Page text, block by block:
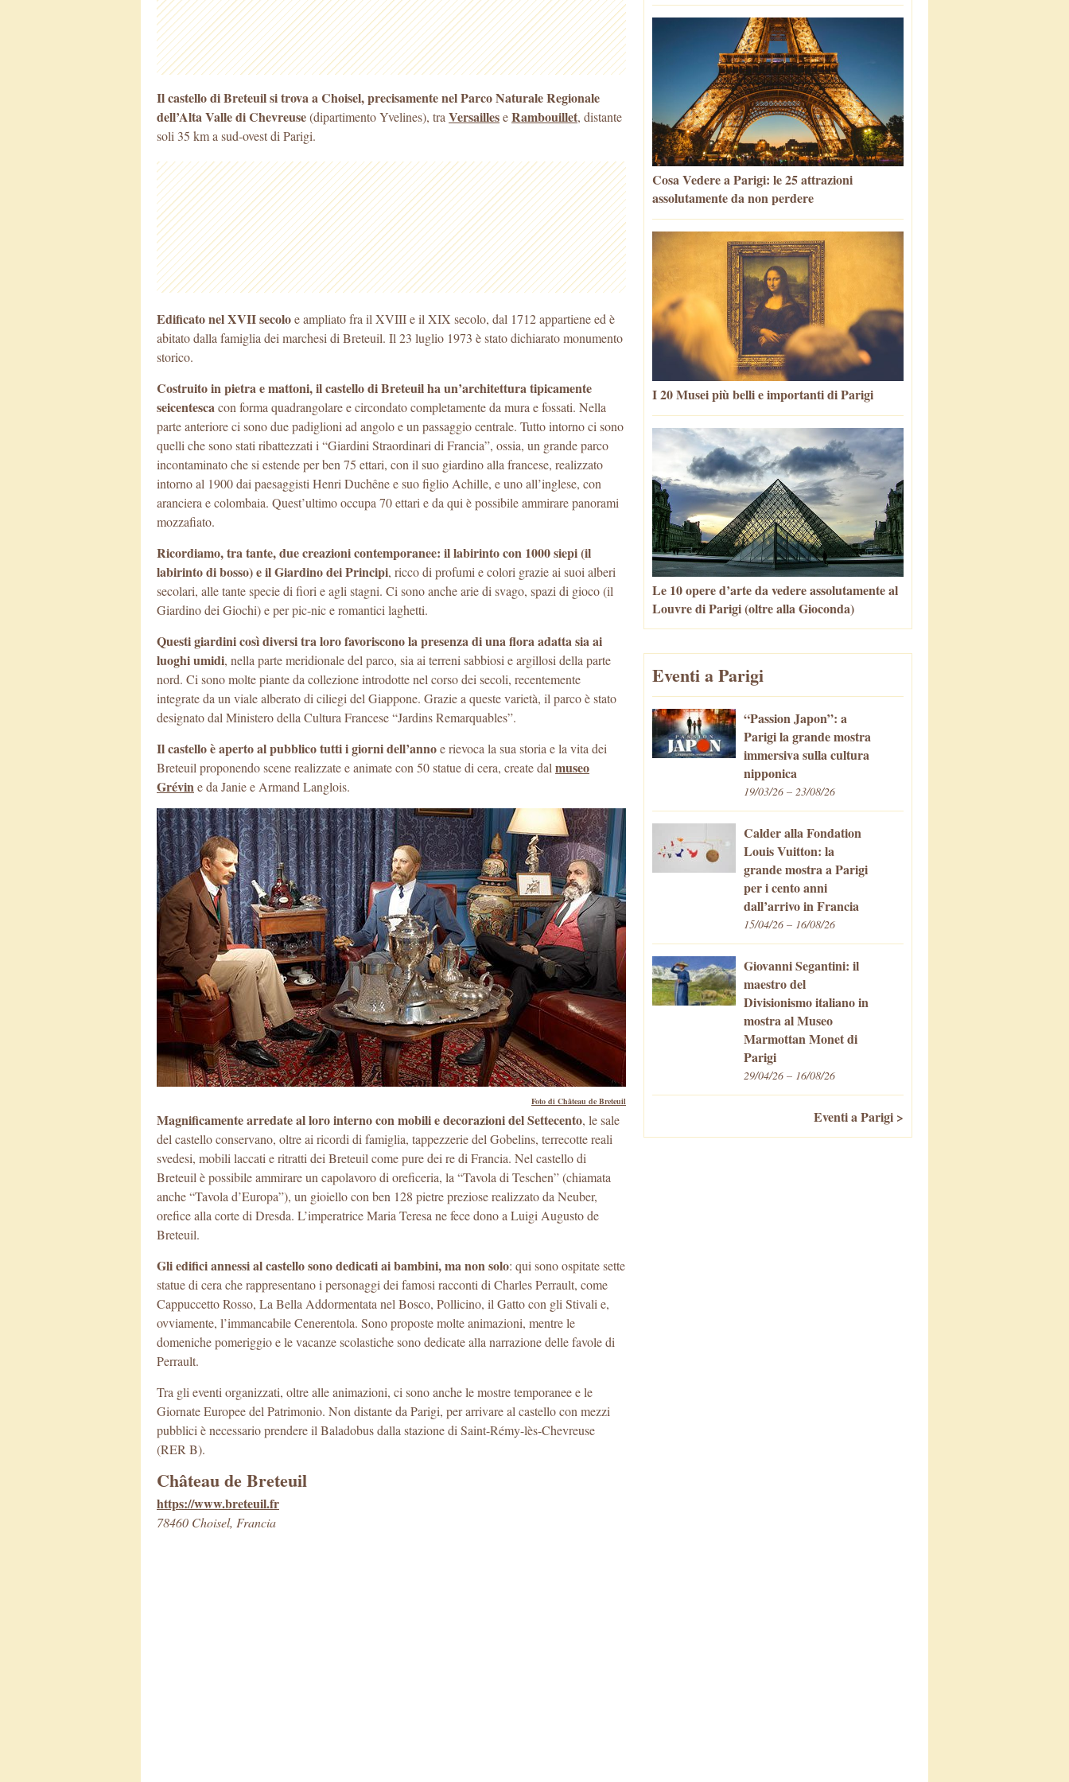
Il castello di Breteuil si trova a Choisel, precisamente nel Parco Naturale Regionale
dell’Alta Valle di Chevreuse(dipartimento Yvelines), tra VersailleseRambouillet, distante
soli 35 km a sud-ovest di Parigi.
Edificato nel XVII secoloe ampliato fra il XVIII e il XIX secolo, dal 1712 appartiene ed è
abitato dalla famiglia dei marchesi di Breteuil. Il 23 luglio 1973 è stato dichiarato monumento
storico.
Costruito in pietra e mattoni, il castello di Breteuil ha un’architettura tipicamente
seicentescacon forma quadrangolare e circondato completamente da mura e fossati. Nella
parte anteriore ci sono due padiglioni ad angolo e un passaggio centrale. Tutto intorno ci sono
quelli che sono stati ribattezzati i “Giardini Straordinari di Francia”, ossia, un grande parco
incontaminato che si estende per ben 75 ettari, con il suo giardino alla francese, realizzato
intorno al 1900 dai paesaggisti Henri Duchêne e suo figlio Achille, e uno all’inglese, con
aranciera e colombaia. Quest’ultimo occupa 70 ettari e da qui è possibile ammirare panorami
mozzafiato.
Ricordiamo, tra tante, due creazioni contemporanee: il labirinto con 1000 siepi (il
labirinto di bosso) e il Giardino dei Principi, ricco di profumi e colori grazie ai suoi alberi
secolari, alle tante specie di fiori e agli stagni. Ci sono anche arie di svago, spazi di gioco (il
Giardino dei Giochi) e per pic-nic e romantici laghetti.
Questi giardini così diversi tra loro favoriscono la presenza di una flora adatta sia ai
luoghi umidi, nella parte meridionale del parco, sia ai terreni sabbiosi e argillosi della parte
nord. Ci sono molte piante da collezione introdotte nel corso dei secoli, recentemente
integrate da un viale alberato di ciliegi del Giappone. Grazie a queste varietà, il parco è stato
designato dal Ministero della Cultura Francese “Jardins Remarquables”.
Il castello è aperto al pubblico tutti i giorni dell’annoe rievoca la sua storia e la vita dei
Breteuil proponendo scene realizzate e animate con 50 statue di cera, create dal museo
Grévine da Janie e Armand Langlois.
Foto di Château de Breteuil
Magnificamente arredate al loro interno con mobili e decorazioni del Settecento, le sale
del castello conservano, oltre ai ricordi di famiglia, tappezzerie del Gobelins, terrecotte reali
svedesi, mobili laccati e ritratti dei Breteuil come pure dei re di Francia. Nel castello di
Breteuil è possibile ammirare un capolavoro di oreficeria, la “Tavola di Teschen” (chiamata
anche “Tavola d’Europa”), un gioiello con ben 128 pietre preziose realizzato da Neuber,
orefice alla corte di Dresda. L’imperatrice Maria Teresa ne fece dono a Luigi Augusto de
Breteuil.
Gli edifici annessi al castello sono dedicati ai bambini, ma non solo: qui sono ospitate sette
statue di cera che rappresentano i personaggi dei famosi racconti di Charles Perrault, come
Cappuccetto Rosso, La Bella Addormentata nel Bosco, Pollicino, il Gatto con gli Stivali e,
ovviamente, l’immancabile Cenerentola. Sono proposte molte animazioni, mentre le
domeniche pomeriggio e le vacanze scolastiche sono dedicate alla narrazione delle favole di
Perrault.
Tra gli eventi organizzati, oltre alle animazioni, ci sono anche le mostre temporanee e le
Giornate Europee del Patrimonio. Non distante da Parigi, per arrivare al castello con mezzi
pubblici è necessario prendere il Baladobus dalla stazione di Saint-Rémy-lès-Chevreuse
(RER B).
Château de Breteuil
https://www.breteuil.fr
78460 Choisel, Francia
Cosa Vedere a Parigi: le 25 attrazioni
assolutamente da non perdere
I 20 Musei più belli e importanti di Parigi
Le 10 opere d’arte da vedere assolutamente al
Louvre di Parigi (oltre alla Gioconda)
Eventi a Parigi
“Passion Japon”: a
Parigi la grande mostra
immersiva sulla cultura
nipponica
19/03/26 – 23/08/26
Calder alla Fondation
Louis Vuitton: la
grande mostra a Parigi
per i cento anni
dall’arrivo in Francia
15/04/26 – 16/08/26
Giovanni Segantini: il
maestro del
Divisionismo italiano in
mostra al Museo
Marmottan Monet di
Parigi
29/04/26 – 16/08/26
Eventi a Parigi >